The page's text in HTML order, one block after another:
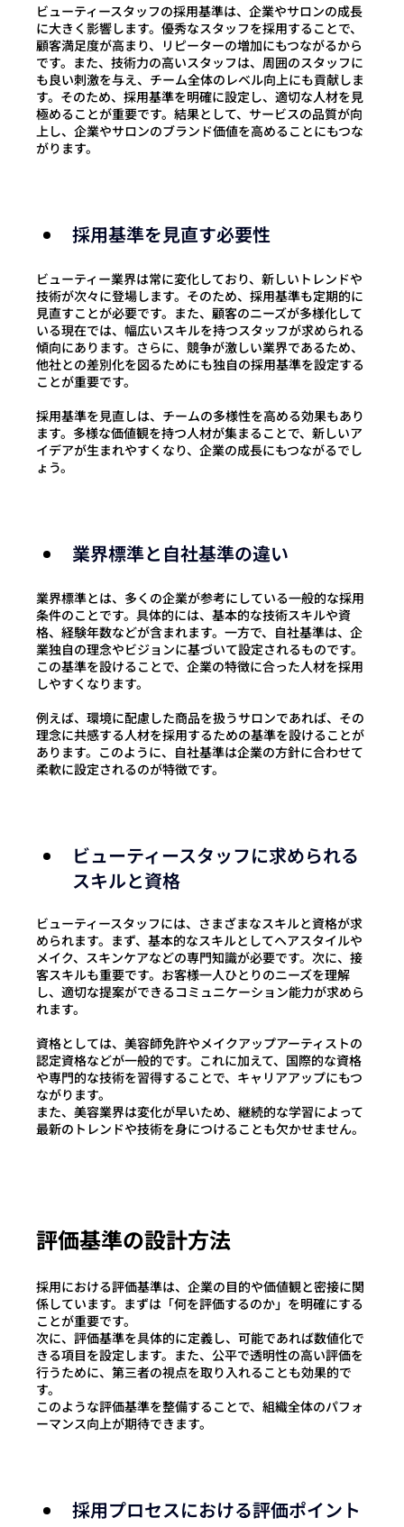
ビューティースタッフの採用基準は、企業やサロンの成長
に大きく影響します。優秀なスタッフを採用することで、
顧客満足度が高まり、リピーターの増加にもつながるから
です。また、技術力の高いスタッフは、周囲のスタッフに
も良い刺激を与え、チーム全体のレベル向上にも貢献しま
す。そのため、採用基準を明確に設定し、適切な人材を見
極めることが重要です。結果として、サービスの品質が向
上し、企業やサロンのブランド価値を高めることにもつな
がります。
採用基準を見直す必要性
ビューティー業界は常に変化しており、新しいトレンドや
技術が次々に登場します。そのため、採用基準も定期的に
見直すことが必要です。また、顧客のニーズが多様化して
いる現在では、幅広いスキルを持つスタッフが求められる
傾向にあります。さらに、競争が激しい業界であるため、
他社との差別化を図るためにも独自の採用基準を設定する
ことが重要です。
採用基準を見直しは、チームの多様性を高める効果もあり
ます。多様な価値観を持つ人材が集まることで、新しいア
イデアが生まれやすくなり、企業の成長にもつながるでし
ょう。
業界標準と自社基準の違い
業界標準とは、多くの企業が参考にしている一般的な採用
条件のことです。具体的には、基本的な技術スキルや資
格、経験年数などが含まれます。一方で、自社基準は、企
業独自の理念やビジョンに基づいて設定されるものです。
この基準を設けることで、企業の特徴に合った人材を採用
しやすくなります。
例えば、環境に配慮した商品を扱うサロンであれば、その
理念に共感する人材を採用するための基準を設けることが
あります。このように、自社基準は企業の方針に合わせて
柔軟に設定されるのが特徴です。
ビューティースタッフに求められる
スキルと資格
ビューティースタッフには、さまざまなスキルと資格が求
められます。まず、基本的なスキルとしてヘアスタイルや
メイク、スキンケアなどの専門知識が必要です。次に、接
客スキルも重要です。お客様一人ひとりのニーズを理解
し、適切な提案ができるコミュニケーション能力が求めら
れます。
資格としては、美容師免許やメイクアップアーティストの
認定資格などが一般的です。これに加えて、国際的な資格
や専門的な技術を習得することで、キャリアアップにもつ
ながります。
また、美容業界は変化が早いため、継続的な学習によって
最新のトレンドや技術を身につけることも欠かせません。
評価基準の設計方法
採用における評価基準は、企業の目的や価値観と密接に関
係しています。まずは「何を評価するのか」を明確にする
ことが重要です。
次に、評価基準を具体的に定義し、可能であれば数値化で
きる項目を設定します。また、公平で透明性の高い評価を
行うために、第三者の視点を取り入れることも効果的で
す。
このような評価基準を整備することで、組織全体のパフォ
ーマンス向上が期待できます。
採用プロセスにおける評価ポイント